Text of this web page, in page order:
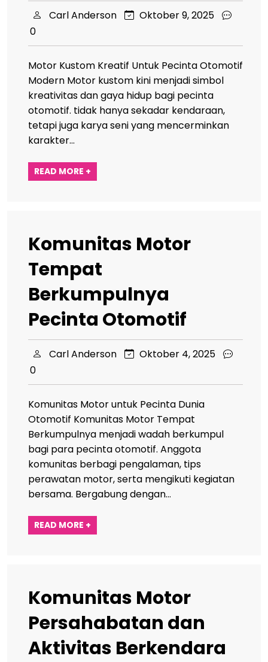
Carl Anderson
Oktober 9, 2025
0
Motor Kustom Kreatif Untuk Pecinta Otomotif
Modern Motor kustom kini menjadi simbol
kreativitas dan gaya hidup bagi pecinta
otomotif. tidak hanya sekadar kendaraan,
tetapi juga karya seni yang mencerminkan
karakter…
READ MORE +
Komunitas Motor
Tempat
Berkumpulnya
Pecinta Otomotif
Carl Anderson
Oktober 4, 2025
0
Komunitas Motor untuk Pecinta Dunia
Otomotif Komunitas Motor Tempat
Berkumpulnya menjadi wadah berkumpul
bagi para pecinta otomotif. Anggota
komunitas berbagi pengalaman, tips
perawatan motor, serta mengikuti kegiatan
bersama. Bergabung dengan…
READ MORE +
Komunitas Motor
Persahabatan dan
Aktivitas Berkendara